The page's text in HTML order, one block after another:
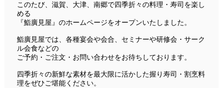
このたび、滋賀、大津、南郷で四季折々の料理・寿司を楽し
める
『鮨廣見屋』のホームページをオープンいたしました。
鮨廣見屋では、各種宴会や会合、セミナーや研修会・サーク
ル会食などの
ご予約・ご注文・お問い合わせをお待ちしております。
四季折々の新鮮な素材を最大限に活かした握り寿司・割烹料
理をぜひご堪能ください。